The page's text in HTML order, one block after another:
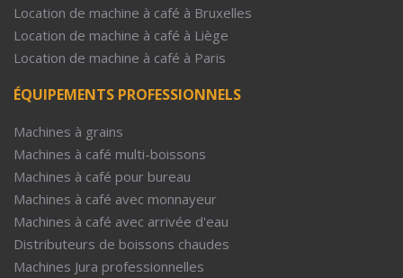
Location de machine à café à Bruxelles
Location de machine à café à Liège
Location de machine à café à Paris
ÉQUIPEMENTS PROFESSIONNELS
Machines à grains
Machines à café multi-boissons
Machines à café pour bureau
Machines à café avec monnayeur
Machines à café avec arrivée d'eau
Distributeurs de boissons chaudes
Machines Jura professionnelles